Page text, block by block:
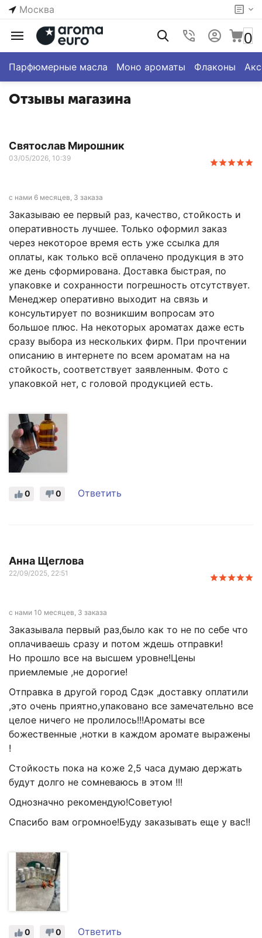
Москва
0
Парфюмерные масла Моно ароматы Флаконы
Отзывы магазина
Святослав Мирошник
03/05/2026, 10:39
с нами 6 месяцев, 3 заказа
Заказываю ее первый раз, качество, стойкость и
оперативность лучшее. Только оформил заказ
через некоторое время есть уже ссылка для
оплаты, как только всё оплачено продукция в это
же день сформирована. Доставка быстрая, по
упаковке и сохранности погрешность отсутствует.
Менеджер оперативно выходит на связь и
консультирует по возникшим вопросам это
большое плюс. На некоторых ароматах даже есть
сразу выбора из нескольких фирм. При прочтении
описанию в интернете по всем ароматам на на
стойкость, соответствует заявленным. Фото с
упаковкой нет, с головой продукцией есть.
0
0 Ответить
Анна Щеглова
22/09/2025, 22:51
с нами 10 месяцев, 3 заказа
Заказывала первый раз,было как то не по себе что
оплачиваешь сразу и потом ждешь отправки!
Но прошло все на высшем уровне!Цены
приемлемые ,не дорогие!
Отправка в другой город Сдэк ,доставку оплатили
,это очень приятно,упаковано все замечательно все
целое ничего не пролилось!!!Ароматы все
божественные ,нотки в каждом аромате выражены
!
Стойкость пока на коже 2,5 часа думаю держать
будут долго не сомневаюсь в этом !!!
Однозначно рекомендую!Советую!
Спасибо вам огромное!Буду заказывать еще у вас!!
0
0 Ответить